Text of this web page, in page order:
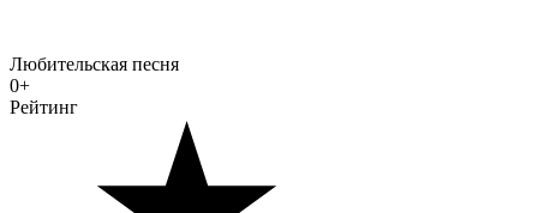
Любительская песня
0+
Рейтинг